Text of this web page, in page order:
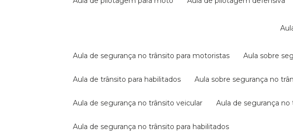
aula de segurança no trânsito para motoristas aula sobre
aula de trânsito para habilitados aula sobre segurança no
aula de segurança no trânsito veicular aula de segurança
aula de segurança no trânsito para habilitados